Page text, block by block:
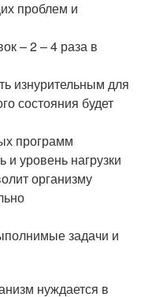
проблем и
– 2 – 4 раза в
изнурительным для
состояния будет
программ
и уровень нагрузки
организму
задачи и
нуждается в